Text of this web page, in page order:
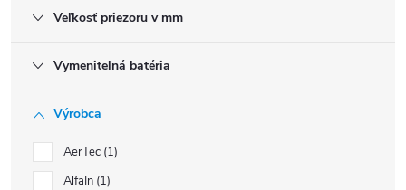
Veľkosť priezoru v mm
Vymeniteľná batéria
Výrobca
AerTec 1
AlfaIn 1